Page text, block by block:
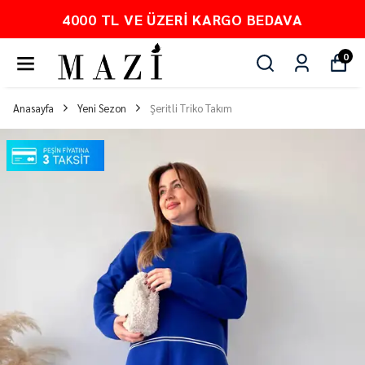
PEŞİN FİYATINA 3 TAKSİT
0
Anasayfa Yeni Sezon Şeritli Triko Takım